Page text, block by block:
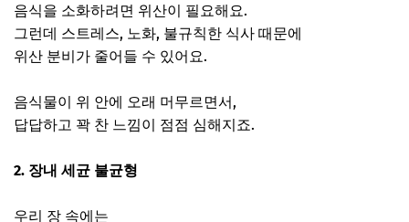
음식을 소화하려면 위산이 필요해요.
그런데 스트레스, 노화, 불규칙한 식사 때문에
위산 분비가 줄어들 수 있어요.
음식물이 위 안에 오래 머무르면서,
답답하고 꽉 찬 느낌이 점점 심해지죠.
2. 장내 세균 불균형
우리 장 속에는